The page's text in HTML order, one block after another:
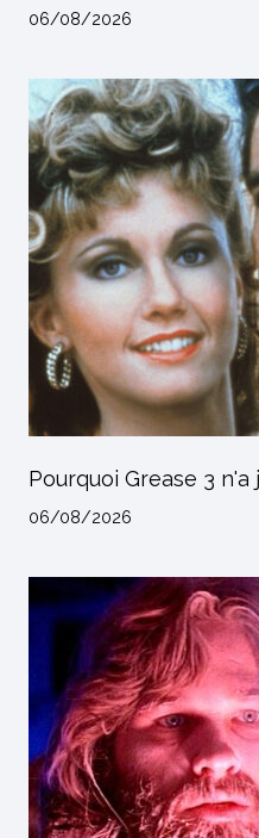
06/08/2026
Pourquoi Grease 3 n'a
06/08/2026